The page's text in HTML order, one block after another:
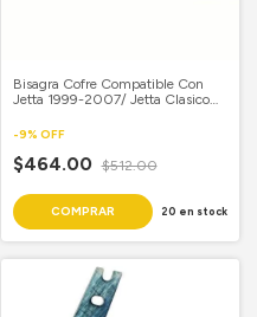
Bisagra Cofre Compatible Con
Jetta 1999-2007/ Jetta Clasico
Copiloto
-9% OFF
$464.00 $512.00
20 en stock